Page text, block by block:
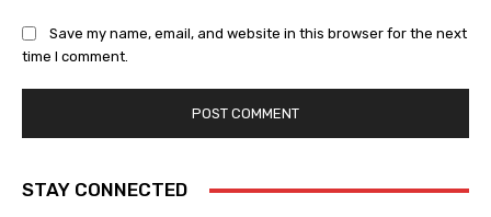
Save my name, email, and website in this browser for the next
time I comment.
STAY CONNECTED